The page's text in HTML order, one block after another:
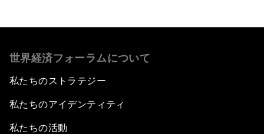
世界経済フォーラムについて
私たちのストラテジー
私たちのアイデンティティ
私たちの活動